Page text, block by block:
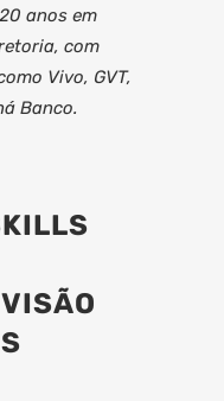
anos em
com
Vivo, GVT,
Banco.